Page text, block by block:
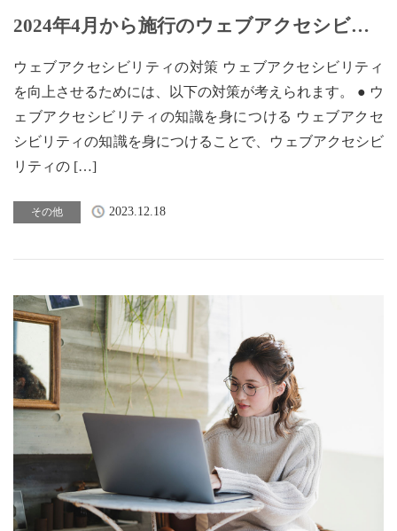
2024年4月から施行のウェブアクセシビリ
ウェブアクセシビリティの対策 ウェブアクセシビリティ
を向上させるためには、以下の対策が考えられます。 ● ウ
ェブアクセシビリティの知識を身につける ウェブアクセ
シビリティの知識を身につけることで、ウェブアクセシビ
リティの […]
その他 2023.12.18